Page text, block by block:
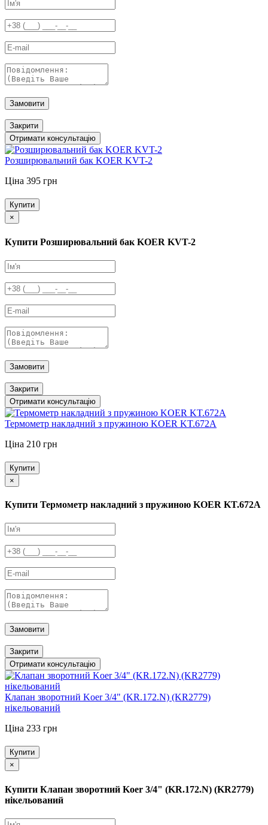
Замовити
Закрити
Отримати консультацію
Розширювальний бак KOER KVT-2
Ціна 395 грн
Купити
×
Купити Розширювальний бак KOER KVT-2
Замовити
Закрити
Отримати консультацію
Термометр накладний з пружиною KOER KT.672A
Ціна 210 грн
Купити
×
Купити Термометр накладний з пружиною KOER KT.672A
Замовити
Закрити
Отримати консультацію
Клапан зворотний Koer 3/4" (KR.172.N) (KR2779)
нікельований
Ціна 233 грн
Купити
×
Купити Клапан зворотний Koer 3/4" (KR.172.N) (KR2779)
нікельований